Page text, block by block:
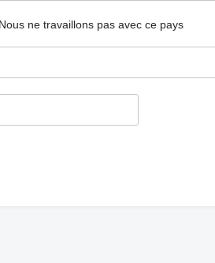
Nous ne travaillons pas avec ce pays